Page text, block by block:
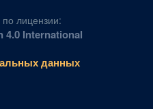
лицензии:
4.0 International
данных